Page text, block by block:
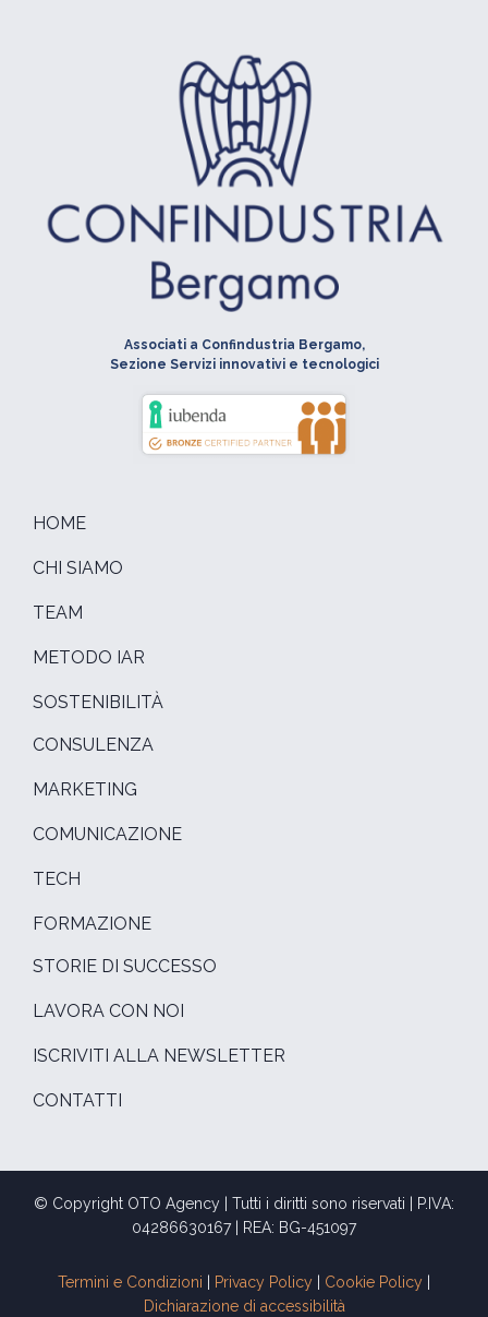
HOME
CHI SIAMO
TEAM
METODO IAR
SOSTENIBILITÀ
CONSULENZA
MARKETING
COMUNICAZIONE
TECH
FORMAZIONE
STORIE DI SUCCESSO
LAVORA CON NOI
ISCRIVITI ALLA NEWSLETTER
CONTATTI
Associati a Confindustria Bergamo,
Sezione Servizi innovativi e tecnologici
© Copyright OTO Agency | Tutti i diritti sono riservati | P.IVA:
04286630167 | REA: BG-451097
Termini e Condizioni Privacy Policy Cookie Policy
Dichiarazione di accessibilità